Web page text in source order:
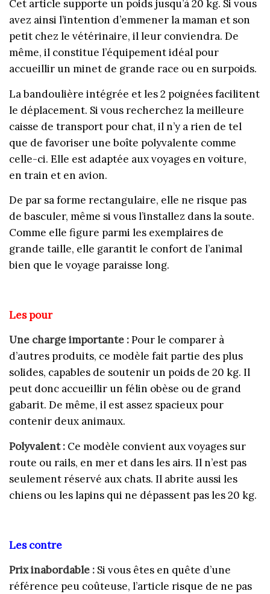
Cet article supporte un poids jusqu’à 20 kg. Si vous
avez ainsi l’intention d’emmener la maman et son
petit chez le vétérinaire, il leur conviendra. De
même, il constitue l’équipement idéal pour
accueillir un minet de grande race ou en surpoids.
La bandoulière intégrée et les 2 poignées facilitent
le déplacement. Si vous recherchez la meilleure
caisse de transport pour chat, il n’y a rien de tel
que de favoriser une boîte polyvalente comme
celle-ci. Elle est adaptée aux voyages en voiture,
en train et en avion.
De par sa forme rectangulaire, elle ne risque pas
de basculer, même si vous l’installez dans la soute.
Comme elle figure parmi les exemplaires de
grande taille, elle garantit le confort de l’animal
bien que le voyage paraisse long.
Les pour
Une charge importante :Pour le comparer à
d’autres produits, ce modèle fait partie des plus
solides, capables de soutenir un poids de 20 kg. Il
peut donc accueillir un félin obèse ou de grand
gabarit. De même, il est assez spacieux pour
contenir deux animaux.
Polyvalent : Ce modèle convient aux voyages sur
route ou rails, en mer et dans les airs. Il n’est pas
seulement réservé aux chats. Il abrite aussi les
chiens ou les lapins qui ne dépassent pas les 20 kg.
Les contre
Prix inabordable : Si vous êtes en quête d’une
référence peu coûteuse, l’article risque de ne pas